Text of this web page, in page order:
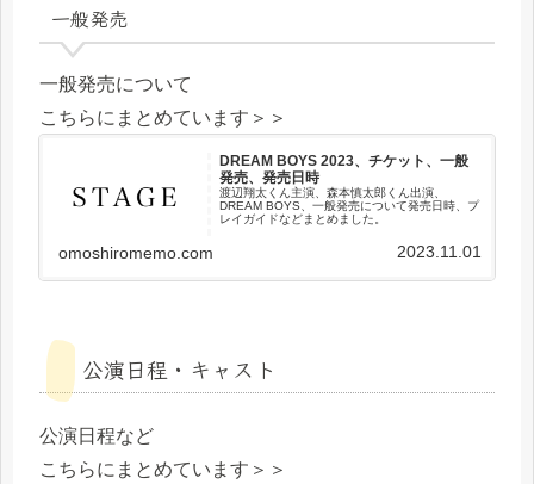
一般発売
一般発売について
こちらにまとめています＞＞
DREAM BOYS 2023、チケット、一般
発売、発売日時
渡辺翔太くん主演、森本慎太郎くん出演、
DREAM BOYS、一般発売について発売日時、プ
レイガイドなどまとめました。
omoshiromemo.com 2023.11.01
公演日程・キャスト
公演日程など
こちらにまとめています＞＞